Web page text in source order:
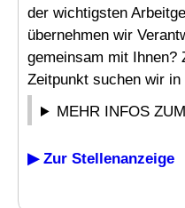
der wichtigsten
übernehmen wir
gemeinsam mit Ihnen?
Zeitpunkt suchen wir
MEHR INFOS
▶ Zur Stellenanzeige